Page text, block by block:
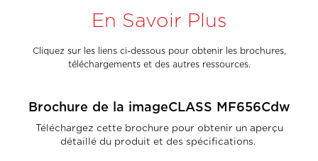
En Savoir Plus
Cliquez sur les liens ci-dessous pour obtenir les brochures,
téléchargements et des autres ressources.
Brochure de la imageCLASS MF656Cdw
Téléchargez cette brochure pour obtenir un aperçu
détaillé du produit et des spécifications. ​